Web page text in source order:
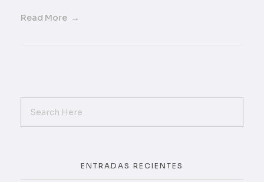
Read More
ENTRADAS RECIENTES